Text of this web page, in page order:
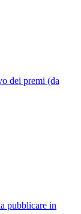
dei premi (da
pubblicare in